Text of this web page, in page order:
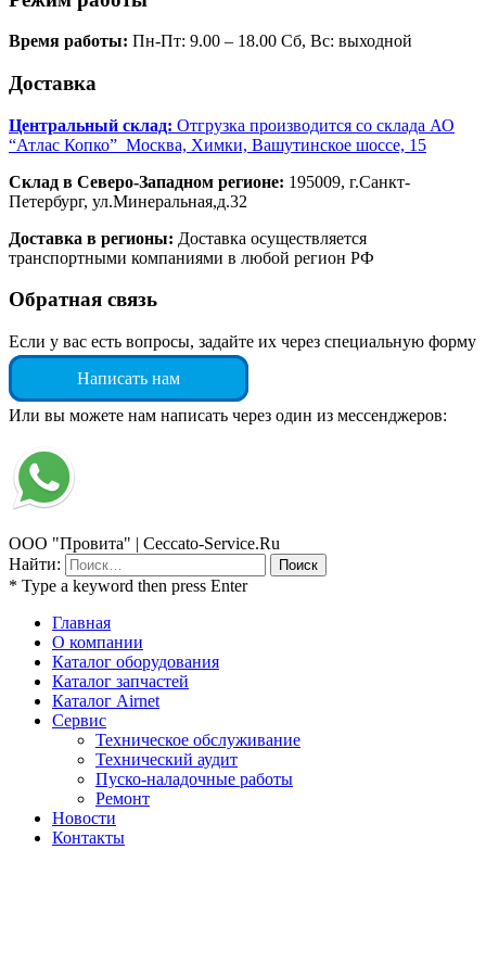
Время работы: Пн-Пт: 9.00 – 18.00 Сб, Вс: выходной
Доставка
Центральный склад: Отгрузка производится со склада АО
“Атлас Копко” Москва, Химки, Вашутинское шоссе, 15
Склад в Северо-Западном регионе: 195009, г.Санкт-
Петербург, ул.Минеральная,д.32
Доставка в регионы: Доставка осуществляется
транспортными компаниями в любой регион РФ
Обратная связь
Если у вас есть вопросы, задайте их через специальную форму
Написать нам
Или вы можете нам написать через один из мессенджеров:
ООО "Провита" | Ceccato-Service.Ru
Найти:
* Type a keyword then press Enter
Главная
О компании
Каталог оборудования
Каталог запчастей
Каталог Airnet
Сервис
Техническое обслуживание
Технический аудит
Пуско-наладочные работы
Ремонт
Новости
Контакты